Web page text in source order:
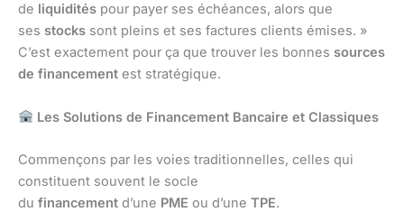
de liquidités pour payer ses échéances, alors que
ses stocks sont pleins et ses factures clients émises. »
C’est exactement pour ça que trouver les bonnes sources
de financement est stratégique.
Les Solutions de Financement Bancaire et Classiques
Commençons par les voies traditionnelles, celles qui
constituent souvent le socle
du financement d’une PME ou d’une TPE.